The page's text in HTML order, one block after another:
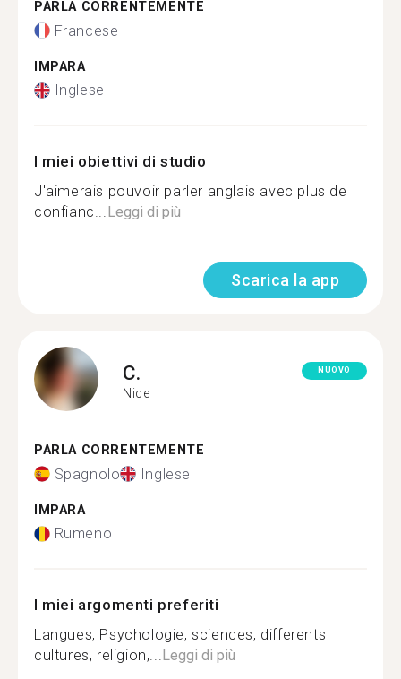
PARLA CORRENTEMENTE
Francese
IMPARA
Inglese
I miei obiettivi di studio
J'aimerais pouvoir parler anglais avec plus de
confianc...Leggi di più
Scarica la app
C.
Nice
NUOVO
PARLA CORRENTEMENTE
Spagnolo Inglese
IMPARA
Rumeno
I miei argomenti preferiti
Langues, Psychologie, sciences, differents
cultures, religion,...Leggi di più